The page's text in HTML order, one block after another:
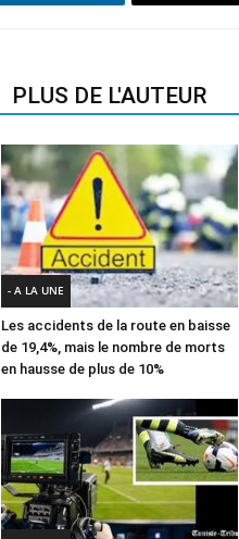
PLUS DE L'AUTEUR
- A LA UNE
Les accidents de la route en baisse
de 19,4%, mais le nombre de morts
en hausse de plus de 10%